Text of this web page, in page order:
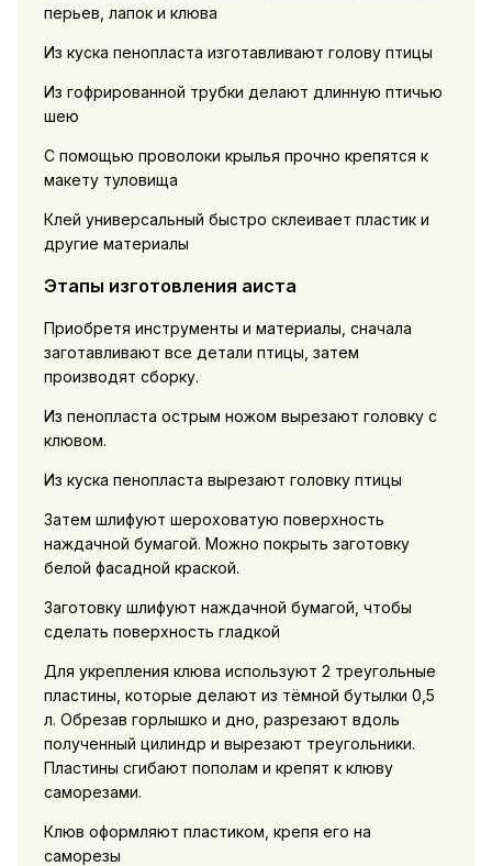
перьев, лапок и клюва
Из куска пенопласта изготавливают голову птицы
Из гофрированной трубки делают длинную птичью
шею
С помощью проволоки крылья прочно крепятся к
макету туловища
Клей универсальный быстро склеивает пластик и
другие материалы
Этапы изготовления аиста
Приобретя инструменты и материалы, сначала
заготавливают все детали птицы, затем
производят сборку.
Из пенопласта острым ножом вырезают головку с
клювом.
Из куска пенопласта вырезают головку птицы
Затем шлифуют шероховатую поверхность
наждачной бумагой. Можно покрыть заготовку
белой фасадной краской.
Заготовку шлифуют наждачной бумагой, чтобы
сделать поверхность гладкой
Для укрепления клюва используют 2 треугольные
пластины, которые делают из тёмной бутылки 0,5
л. Обрезав горлышко и дно, разрезают вдоль
полученный цилиндр и вырезают треугольники.
Пластины сгибают пополам и крепят к клюву
саморезами.
Клюв оформляют пластиком, крепя его на
саморезы